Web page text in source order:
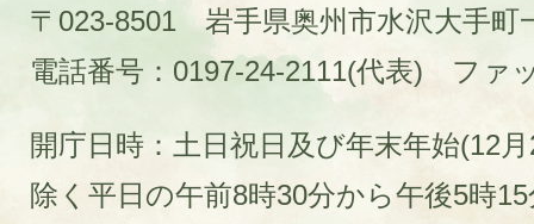
〒023-8501 岩手県奥州市水沢大手町
電話番号：0197-24-2111(代表)
ファ
開庁日時：土日祝日及び年末年始(12
除く平日の午前8時30分から午後5時